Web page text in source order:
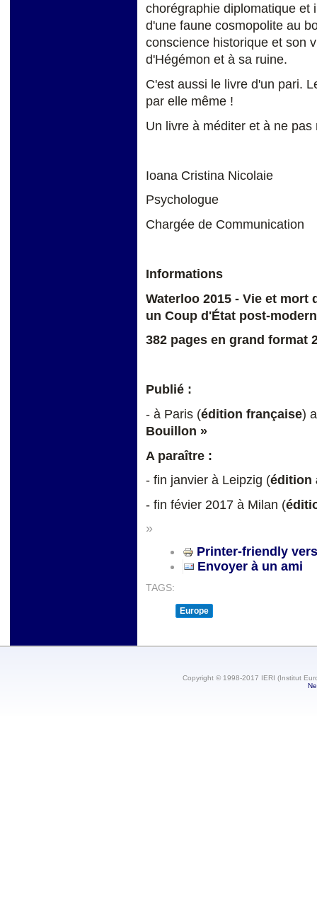
chorégraphie diplomatique et
d'une faune cosmopolite au
conscience historique et son
d'Hégémon et à sa ruine.
C'est aussi le livre d'un pari.
par elle même !
Un livre à méditer et à ne
Ioana Cristina Nicolaie
Psychologue
Chargée de Communication
Informations
Waterloo 2015 - Vie et mort
un Coup d'État post-
382 pages en grand format
Publié :
- à Paris (édition française)
Bouillon »
A paraître :
- fin janvier à Leipzig (édition
- fin févier 2017 à Milan (
»
Printer-friendly
Envoyer à un ami
TAGS:
Europe
Copyright © 1998-2017 IERI (Institut